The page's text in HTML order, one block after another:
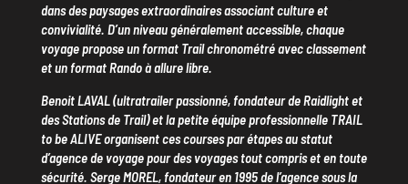
dans des paysages extraordinaires associant culture et
convivialité. D’un niveau généralement accessible, chaque
voyage propose un format Trail chronométré avec classement
et un format Rando à allure libre.
Benoit LAVAL (ultratrailer passionné, fondateur de Raidlight et
des Stations de Trail) et la petite équipe professionnelle TRAIL
to be ALIVE organisent ces courses par étapes au statut
d’agence de voyage pour des voyages tout compris et en toute
sécurité. Serge MOREL, fondateur en 1995 de l’agence sous la